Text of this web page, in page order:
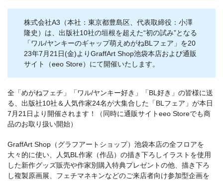
株式会社A3（本社：東京都豊島区、代表取締役：小澤
隆史）は、出版社10社の垣根を超えた“初の試み”となる
「ワル/ヤンキーのギャップ萌えめがねBLフェア」を20
23年7月21日(金)よりGraffArt Shop池袋本店および通販
サイト（eeo Store）にて開催いたします。
全「めがねフェチ」「ワル/ヤンキー好き」「BL好き」の皆様に送
る、出版社10社＆人気作家24名が大集合した「BLフェア」が本日
7月21日より開催されます！（同時に通販サイトeeo Storeでも商
品のお取り扱い開始）
GraffArt Shop（グラフアートショップ）池袋本店の全フロアを
大々的に使い、人気BL作家（作品）の描き下ろしイラストを使用
した新作グッズ販売や作家別購入特典プレゼントの他、描き下ろ
し複製原画展、フェチマネキンなどのご来店者向け参加型企画を